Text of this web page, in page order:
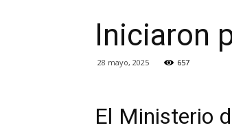
Iniciaron
28 mayo, 2025 657
El Ministerio